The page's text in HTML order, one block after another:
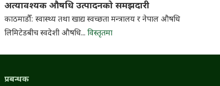
अत्यावश्यक औषधि उत्पादनको समझदारी
काठमाडौँ: स्वास्थ्य तथा खाद्य स्वच्छता मन्त्रालय र नेपाल औषधि
लिमिटेडबीच स्वदेशी औषधि... विस्तृतमा
प्रबन्धक